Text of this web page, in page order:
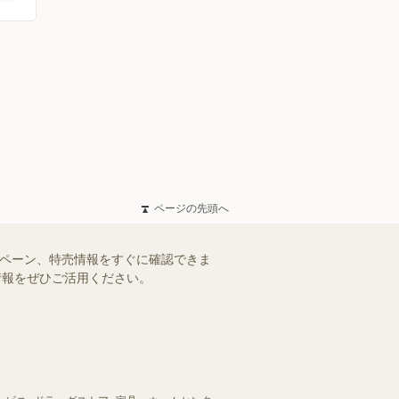
ページの先頭へ
ーン、特売情報をすぐに確認できま
をぜひご活用ください。